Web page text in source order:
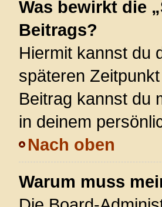
Was bewirkt die
Beitrags?
Hiermit kannst du
späteren
Beitrag kannst du
in deinem
Nach oben
Warum muss